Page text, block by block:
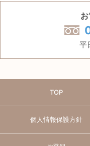
平
TOP
個人情報保護方針